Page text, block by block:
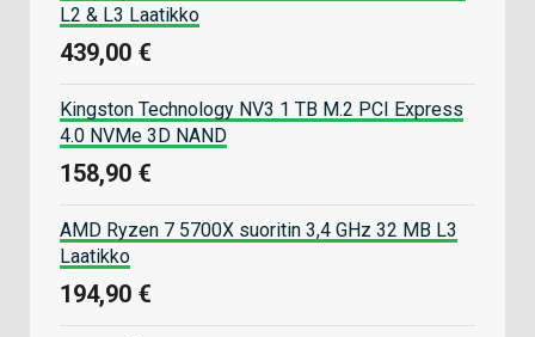
L2 & L3 Laatikko
439,00 €
Kingston Technology NV3 1 TB M.2 PCI Express
4.0 NVMe 3D NAND
158,90 €
AMD Ryzen 7 5700X suoritin 3,4 GHz 32 MB L3
Laatikko
194,90 €